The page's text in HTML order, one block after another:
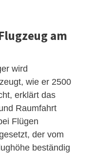
am
wird
wie er 2500
erklärt das
Raumfahrt
Flügen
der vom
beständig